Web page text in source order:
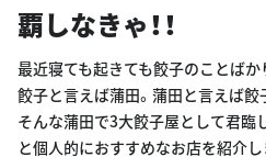
覇しなきゃ！！
最近寝ても起きても餃子のことばか
餃子と言えば蒲田。蒲田と言えば餃
そんな蒲田で3大餃子屋として君臨
と個人的におすすめなお店を紹介し